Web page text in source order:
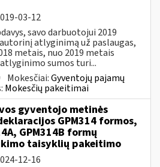
03-12
savo darbuotojui 2019
atlyginimą už paslaugas,
metais, nuo 2019 metais
sumos turi...
Mokesčiai:Gyventojų pajamų
Mokesčių pakeitimai
gyventojo metinės
GPM314 formos,
GPM314B formų
taisyklių pakeitimo
12-16